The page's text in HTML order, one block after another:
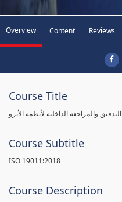
Overview Content Reviews
Course Title
التدقيق والمراجعة الداخلية لأنظمة الأيزو
Course Subtitle
ISO 19011:2018
Course Description